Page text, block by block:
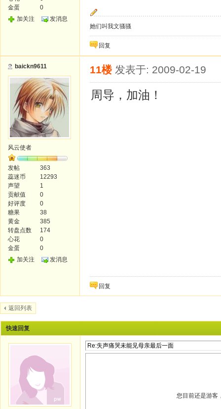
金蛋
0
加关注
发消息
她们叫我文骚骚
回复
baickn9611
风云使者
发帖
363
蕊迷币
12293
声望
1
贡献值
0
好评度
0
糖果
38
黄金
385
转盘点数
174
心花
0
金蛋
0
加关注
发消息
11楼 发表于: 2009-02-19
周导，加油！
回复
返回列表
快速回复
您目前还是游客